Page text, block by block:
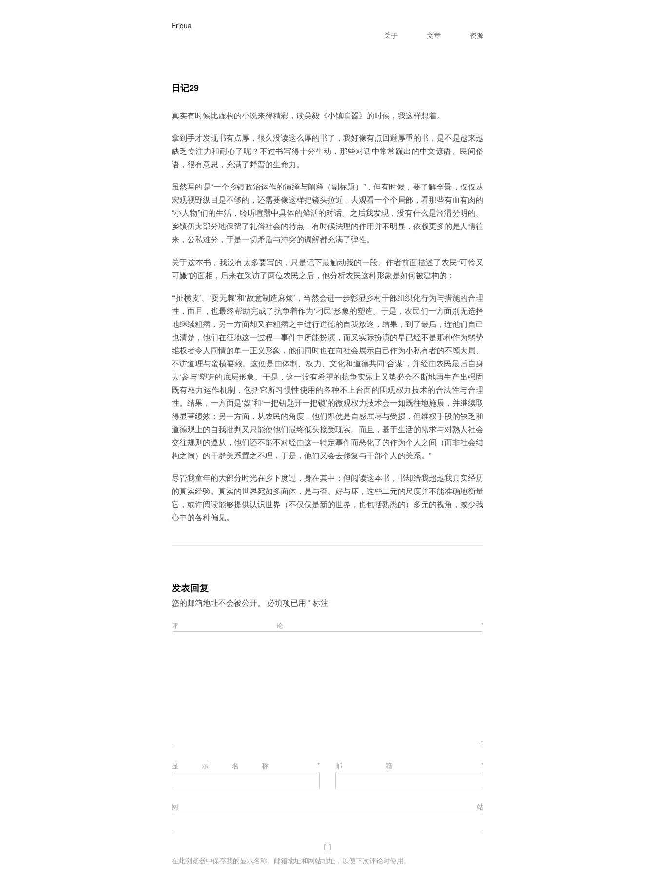
Eriqua
关于
文章 资源
日记29
真实有时候比虚构的小说来得精彩，读吴毅《小镇喧嚣》的时候，我这样想着。
拿到手才发现书有点厚，很久没读这么厚的书了，我好像有点回避厚重的书，是不是越来越
缺乏专注力和耐心了呢？不过书写得十分生动，那些对话中常常蹦出的中文谚语、民间俗
语，很有意思，充满了野蛮的生命力。
虽然写的是“一个乡镇政治运作的演绎与阐释（副标题）”，但有时候，要了解全景，仅仅从
宏观视野纵目是不够的，还需要像这样把镜头拉近，去观看一个个局部，看那些有血有肉的
“小人物”们的生活，聆听喧嚣中具体的鲜活的对话。之后我发现，没有什么是泾渭分明的。
乡镇仍大部分地保留了礼俗社会的特点，有时候法理的作用并不明显，依赖更多的是人情往
来，公私难分，于是一切矛盾与冲突的调解都充满了弹性。
关于这本书，我没有太多要写的，只是记下最触动我的一段。作者前面描述了农民“可怜又
可嫌”的面相，后来在采访了两位农民之后，他分析农民这种形象是如何被建构的：
“‘扯横皮’、‘耍无赖’和‘故意制造麻烦’，当然会进一步彰显乡村干部组织化行为与措施的合理
性，而且，也最终帮助完成了抗争着作为‘刁民’形象的塑造。于是，农民们一方面别无选择
地继续粗痞，另一方面却又在粗痞之中进行道德的自我放逐，结果，到了最后，连他们自己
也清楚，他们在征地这一过程—事件中所能扮演，而又实际扮演的早已经不是那种作为弱势
维权者令人同情的单一正义形象，他们同时也在向社会展示自己作为小私有者的不顾大局、
不讲道理与蛮横耍赖。这便是由体制、权力、文化和道德共同‘合谋’，并经由农民最后自身
去‘参与’塑造的底层形象。于是，这一没有希望的抗争实际上又势必会不断地再生产出强固
既有权力运作机制，包括它所习惯性使用的各种不上台面的围观权力技术的合法性与合理
性。结果，一方面是‘媒’和‘一把钥匙开一把锁’的微观权力技术会一如既往地施展，并继续取
得显著绩效；另一方面，从农民的角度，他们即使是自感屈辱与受损，但维权手段的缺乏和
道德观上的自我批判又只能使他们最终低头接受现实。而且，基于生活的需求与对熟人社会
交往规则的遵从，他们还不能不对经由这一特定事件而恶化了的作为个人之间（而非社会结
构之间）的干群关系置之不理，于是，他们又会去修复与干部个人的关系。”
尽管我童年的大部分时光在乡下度过，身在其中；但阅读这本书，书却给我超越我真实经历
的真实经验。真实的世界宛如多面体，是与否、好与坏，这些二元的尺度并不能准确地衡量
它，或许阅读能够提供认识世界（不仅仅是新的世界，也包括熟悉的）多元的视角，减少我
心中的各种偏见。
发表回复
您的邮箱地址不会被公开。 必填项已用 *标注
评论 *
显示名称 * 邮箱 *
网站
在此浏览器中保存我的显示名称、邮箱地址和网站地址，以便下次评论时使用。